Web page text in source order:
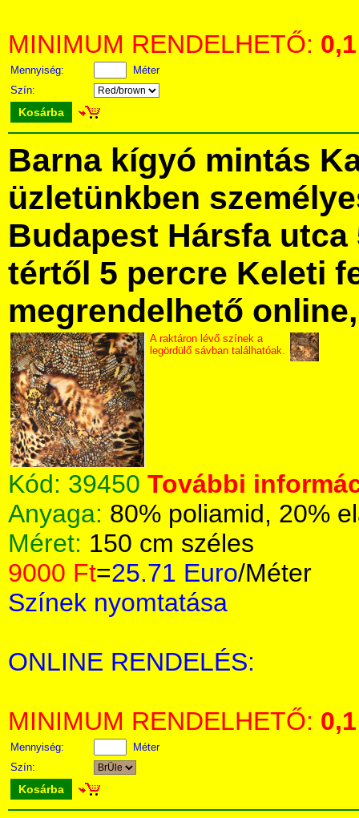
MINIMUM RENDELHETŐ: 0,1
Mennyiség:
Méter
Szín:
Kosárba
Barna kígyó mintás
üzletünkben
Budapest Hársfa utca
tértől 5 percre Keleti
megrendelhető
A raktáron lévő színek a
legördülő sávban találhatóak.
Kód: 39450 További
Anyaga: 80% poliamid, 20%
Méret: 150 cm széles
9000 Ft=25.71 Euro/Méter
Színek nyomtatása
ONLINE RENDELÉS:
MINIMUM RENDELHETŐ: 0,1
Mennyiség:
Méter
Szín:
Kosárba